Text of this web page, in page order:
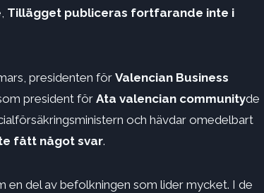
Tillägget publiceras fortfarande inte i
presidenten för Valencian Business
president för Ata valencian communityde
och hävdar omedelbart
fått något svar.
en del av befolkningen som lider mycket. I de